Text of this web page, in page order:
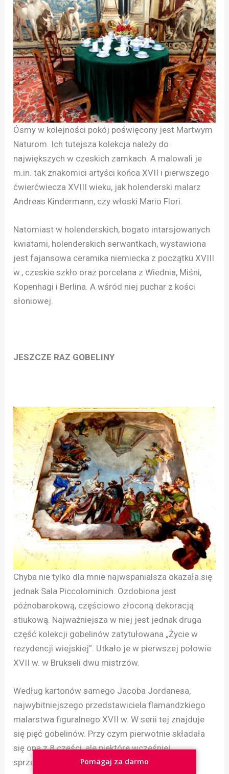
Ósmy w kolejności pokój poświęcony jest Martwym
Naturom. Ich tutejsza kolekcja należy do
największych w czeskich zamkach. A malowali je
m.in. tak znakomici artyści końca XVII i pierwszego
ćwierćwiecza XVIII wieku, jak holenderski malarz
Andreas Kindermann, czy włoski Mario Flori.
Natomiast w holenderskich, bogato intarsjowanych
kwiatami, holenderskich serwantkach, wystawiona
jest fajansowa ceramika niemiecka z początku XVIII
w., czeskie szkło oraz porcelana z Wiednia, Miśni,
Kopenhagi i Berlina. A wśród niej puchar z kości
słoniowej.
JESZCZE RAZ GOBELINY
Chyba nie tylko dla mnie najwspanialsza okazała się
jednak Sala Piccolominich. Ozdobiona jest
późnobarokową, częściowo złoconą dekoracją
stiukową. Najważniejsza w niej jest jednak druga
część kolekcji gobelinów zatytułowana „Życie w
rezydencji wiejskiej”. Utkało je w pierwszej połowie
XVII w. w Brukseli dwu mistrzów.
Według kartonów samego Jacoba Jordanesa,
najwybitniejszego przedstawiciela flamandzkiego
malarstwa figuralnego XVII w. W serii tej znajduje
się pięć gobelinów. Przy czym pierwotnie składała
się ona z 8 części, ale niektóre wcześniej
sprzedano.
Pomagaj za darmo